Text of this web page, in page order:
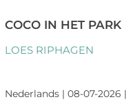
COCO IN HET PARK
LOES RIPHAGEN
Nederlands | 08-07-2026